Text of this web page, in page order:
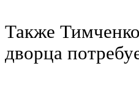
Также
дворца